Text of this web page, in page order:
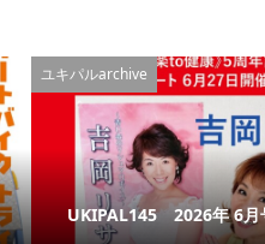
ユキパルarchive
UKIPAL145 2026年 6月